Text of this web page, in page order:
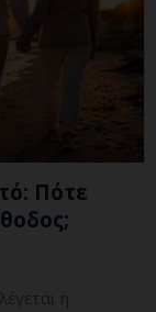
Πότε
η